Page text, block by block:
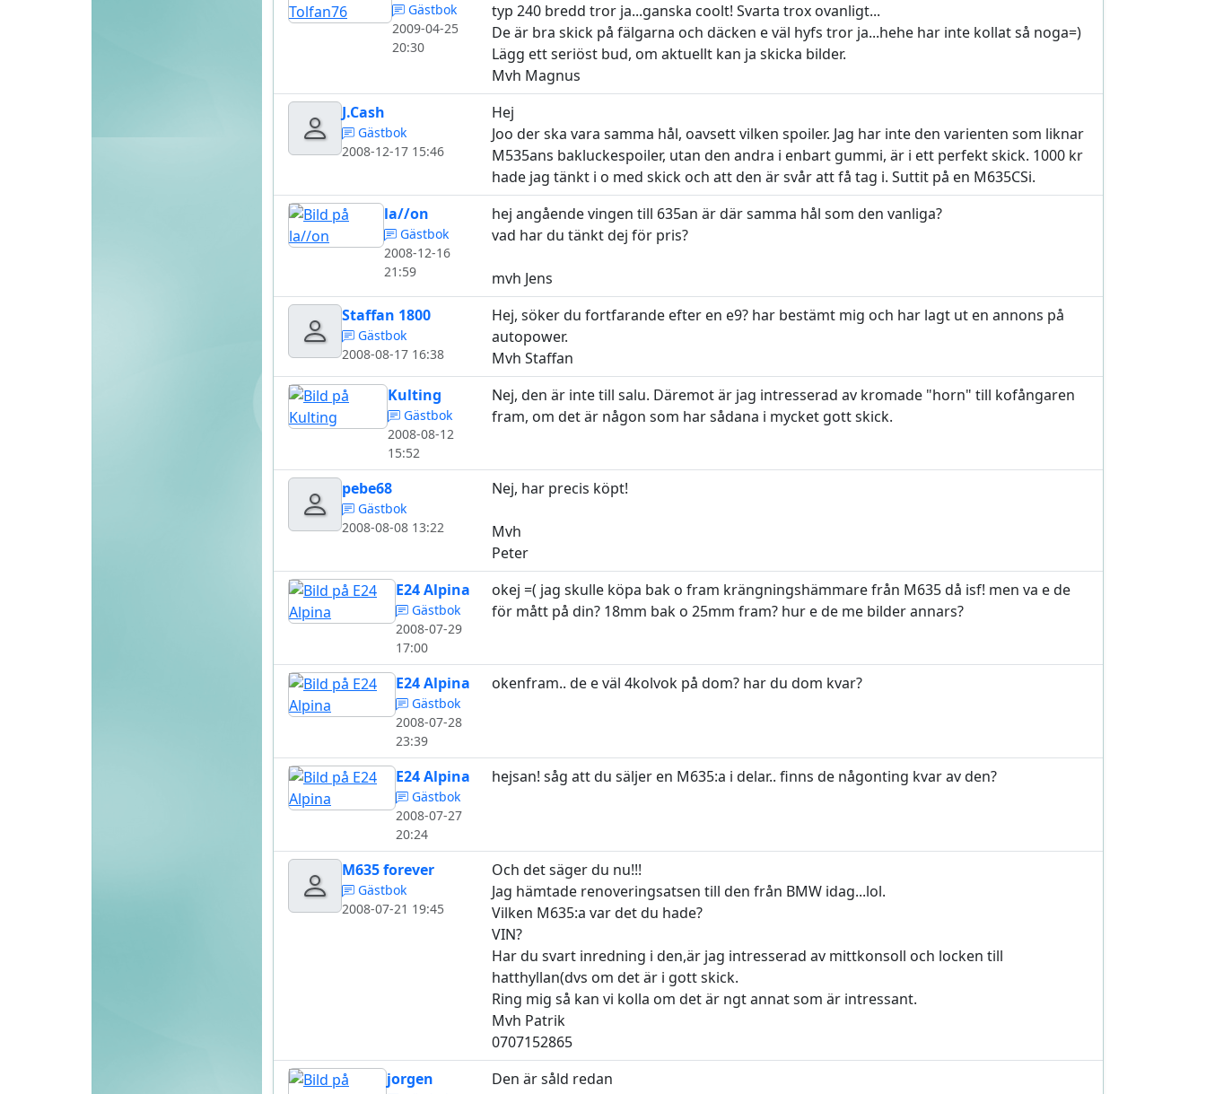
Gästbok
2009-04-25
20:30
typ 240 bredd tror ja...ganska coolt! Svarta trox ovanligt...
De är bra skick på fälgarna och däcken e väl hyfs tror ja...hehe har inte kollat så noga=)
Lägg ett seriöst bud, om aktuellt kan ja skicka bilder.
Mvh Magnus
J.Cash
Gästbok
2008-12-17 15:46
Hej
Joo der ska vara samma hål, oavsett vilken spoiler. Jag har inte den varienten som liknar
M535ans bakluckespoiler, utan den andra i enbart gummi, är i ett perfekt skick. 1000 kr
hade jag tänkt i o med skick och att den är svår att få tag i. Suttit på en M635CSi.
la//on
Gästbok
2008-12-16
21:59
hej angående vingen till 635an är där samma hål som den vanliga?
vad har du tänkt dej för pris?
mvh Jens
Staffan 1800
Gästbok
2008-08-17 16:38
Hej, söker du fortfarande efter en e9? har bestämt mig och har lagt ut en annons på
autopower.
Mvh Staffan
Kulting
Gästbok
2008-08-12
15:52
Nej, den är inte till salu. Däremot är jag intresserad av kromade "horn" till kofångaren
fram, om det är någon som har sådana i mycket gott skick.
pebe68
Gästbok
2008-08-08 13:22
Nej, har precis köpt!
Mvh
Peter
E24 Alpina
Gästbok
2008-07-29
17:00
okej =( jag skulle köpa bak o fram krängningshämmare från M635 då isf! men va e de
för mått på din? 18mm bak o 25mm fram? hur e de me bilder annars?
E24 Alpina
Gästbok
2008-07-28
23:39
okenfram.. de e väl 4kolvok på dom? har du dom kvar?
E24 Alpina
Gästbok
2008-07-27
20:24
hejsan! såg att du säljer en M635:a i delar.. finns de någonting kvar av den?
M635 forever
Gästbok
2008-07-21 19:45
Och det säger du nu!!!
Jag hämtade renoveringsatsen till den från BMW idag...lol.
Vilken M635:a var det du hade?
VIN?
Har du svart inredning i den,är jag intresserad av mittkonsoll och locken till
hatthyllan(dvs om det är i gott skick.
Ring mig så kan vi kolla om det är ngt annat som är intressant.
Mvh Patrik
0707152865
jorgen
Den är såld redan